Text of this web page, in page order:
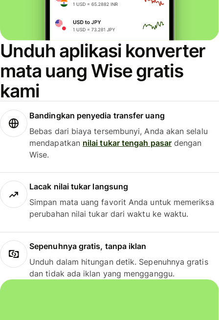
Unduh aplikasi konverter
mata uang Wise gratis
kami
Bandingkan penyedia transfer uang
Bebas dari biaya tersembunyi, Anda akan selalu
mendapatkan nilai tukar tengah pasardengan
Wise.
Lacak nilai tukar langsung
Simpan mata uang favorit Anda untuk memeriksa
perubahan nilai tukar dari waktu ke waktu.
Sepenuhnya gratis, tanpa iklan
Unduh dalam hitungan detik. Sepenuhnya gratis
dan tidak ada iklan yang mengganggu.